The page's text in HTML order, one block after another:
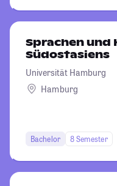
Sprachen und
Südostasiens
Universität Hamburg
Hamburg
Bachelor 8 Semester